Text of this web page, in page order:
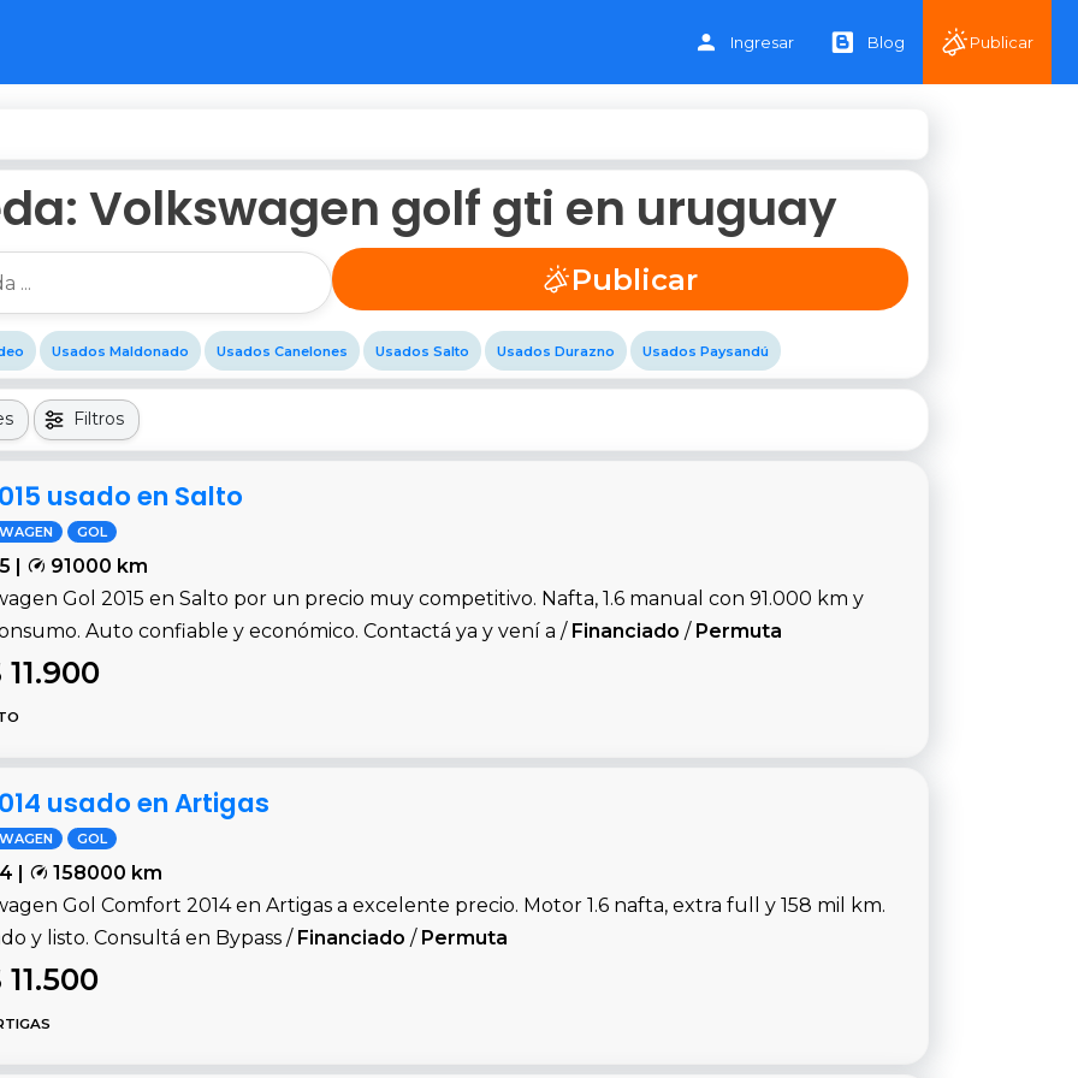
Ingresar Blog Publicar
Volkswagen golf gti en uruguay
Publicar
Usados Maldonado Usados Canelones Usados Salto Usados Durazno Usados Paysandú
Filtros
usado en Salto
GOL
|
91000 km
Gol 2015 en Salto por un precio muy competitivo. Nafta, 1.6 manual con 91.000 km y
Auto confiable y económico. Contactá ya y vení a / Financiado / Permuta
11.900
usado en Artigas
GOL
|
158000 km
Gol Comfort 2014 en Artigas a excelente precio. Motor 1.6 nafta, extra full y 158 mil km.
y listo. Consultá en Bypass / Financiado / Permuta
11.500